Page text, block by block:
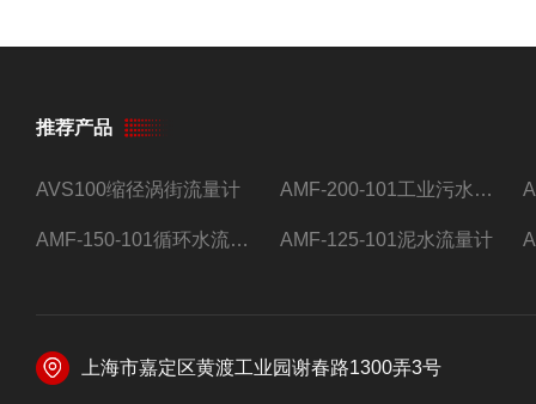
推荐产品
AVS100缩径涡街流量计 AMF-200-101工业污水流量计
AMF-150-101循环水流量计,电磁流量计 AMF-125-101泥水流量计
上海市嘉定区黄渡工业园谢春路1300弄3号